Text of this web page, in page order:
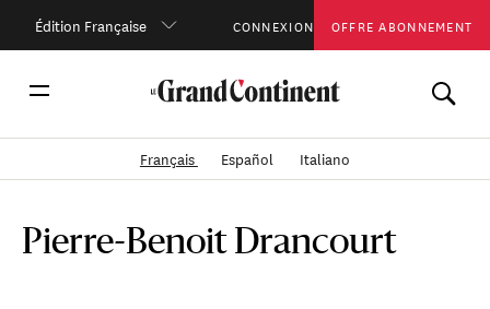
Édition Française CONNEXION OFFRE ABONNEMENT
Français Español Italiano
Pierre-Benoit Drancourt